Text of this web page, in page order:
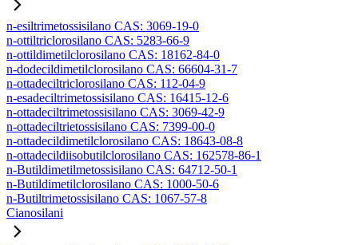
n-esiltrimetossisilano CAS: 3069-19-0
n-ottiltriclorosilano CAS: 5283-66-9
n-ottildimetilclorosilano CAS: 18162-84-0
n-dodecildimetilclorosilano CAS: 66604-31-7
n-ottadeciltriclorosilano CAS: 112-04-9
n-esadeciltrimetossisilano CAS: 16415-12-6
n-ottadeciltrimetossisilano CAS: 3069-42-9
n-ottadeciltrietossisilano CAS: 7399-00-0
n-ottadecildimetilclorosilano CAS: 18643-08-8
n-ottadecildiisobutilclorosilano CAS: 162578-86-1
n-Butildimetilmetossisilano CAS: 64712-50-1
n-Butildimetilclorosilano CAS: 1000-50-6
n-Butiltrimetossisilano CAS: 1067-57-8
Cianosilani